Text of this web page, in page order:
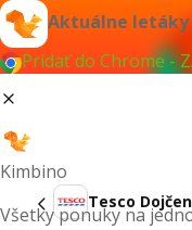
Aktuálne letáky
Pridať do Chrome -
Kimbino
Všetky ponuky na
Tesco